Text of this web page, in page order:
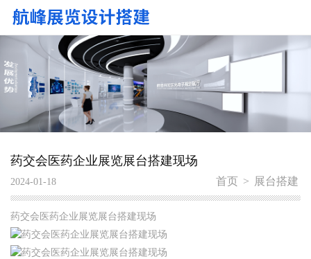
药交会医药企业展览展台搭建现场
2024-01-18 首页 > 展台搭建
药交会医药企业展览展台搭建现场